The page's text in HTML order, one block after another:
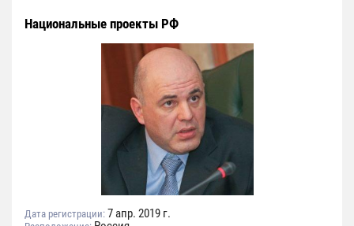
Национальные проекты РФ
Дата регистрации: 7 апр. 2019 г.